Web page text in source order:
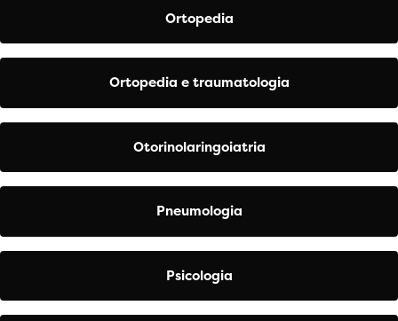
Ortopedia
Ortopedia e traumatologia
Otorinolaringoiatria
Pneumologia
Psicologia